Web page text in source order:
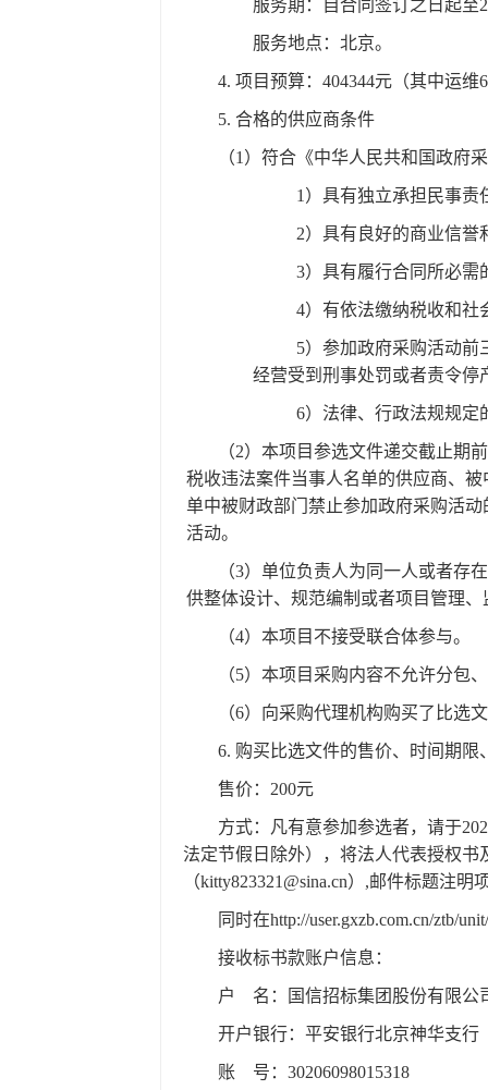
服务期：自合同签订之日起至
服务地点：北京。
4. 项目预算： 404344元（其中运
5. 合格的供应商条件
（1） 符合《中华人民共和国政府
1）具有独立承担民事责
2）具有良好的商业信誉
3）具有履行合同所必需
4）有依法缴纳税收和社
5）参加政府采购活动
经营受到刑事处罚或者责令停
6）法律、行政法规规定
（2） 本项目参选文件递交截止期
税收违法案件当事人名单的供应商、
单中被财政部门禁止参加政府采购活
活动。
（3） 单位负责人为同一人或者存
供整体设计、规范编制或者项目管理
（4） 本项目不接受联合体参与。
（5） 本项目采购内容不允许分包
（6） 向采购代理机构购买了比选
6. 购买比选文件的售价、时间期限
售价： 200元
方式：凡有意参加参选者，请于
法定节假日除外），将法人代表授权
（kitty823321@sina.cn）,邮件标题注
同时在http://user.gxzb.com.cn/ztb/
接收标书款账户信息：
户 名：国信招标集团股份有限公
开户银行：平安银行北京神华支行
账 号： 30206098015318